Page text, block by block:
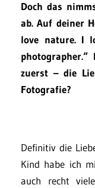
Doch das
ab. Auf deiner
love nature. I
zuerst – die
Fotografie?
Definitiv die
Kind habe ich
auch recht